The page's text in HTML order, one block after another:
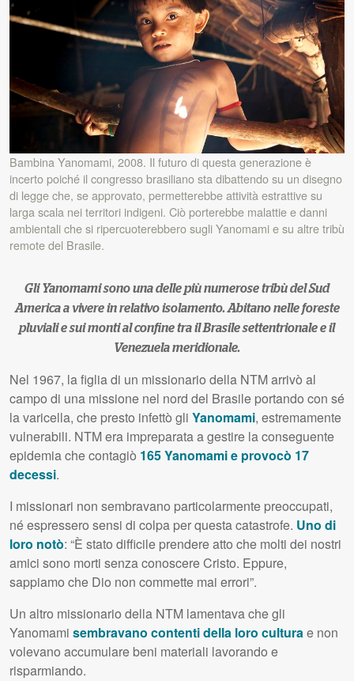
Bambina Yanomami, 2008. Il futuro di questa generazione è
incerto poiché il congresso brasiliano sta dibattendo su un disegno
di legge che, se approvato, permetterebbe attività estrattive su
larga scala nei territori indigeni. Ciò porterebbe malattie e danni
ambientali che si ripercuoterebbero sugli Yanomami e su altre tribù
remote del Brasile.
Gli Yanomami sono una delle più numerose tribù del Sud
America a vivere in relativo isolamento. Abitano nelle foreste
pluviali e sui monti al confine tra il Brasile settentrionale e il
Venezuela meridionale.
Nel 1967, la figlia di un missionario della NTM arrivò al
campo di una missione nel nord del Brasile portando con sé
la varicella, che presto infettò gli Yanomami, estremamente
vulnerabili. NTM era impreparata a gestire la conseguente
epidemia che contagiò 165 Yanomami e provocò 17
decessi.
I missionari non sembravano particolarmente preoccupati,
né espressero sensi di colpa per questa catastrofe. Uno di
loro notò: “È stato difficile prendere atto che molti dei nostri
amici sono morti senza conoscere Cristo. Eppure,
sappiamo che Dio non commette mai errori”.
Un altro missionario della NTM lamentava che gli
Yanomami sembravano contenti della loro culturae non
volevano accumulare beni materiali lavorando e
risparmiando.